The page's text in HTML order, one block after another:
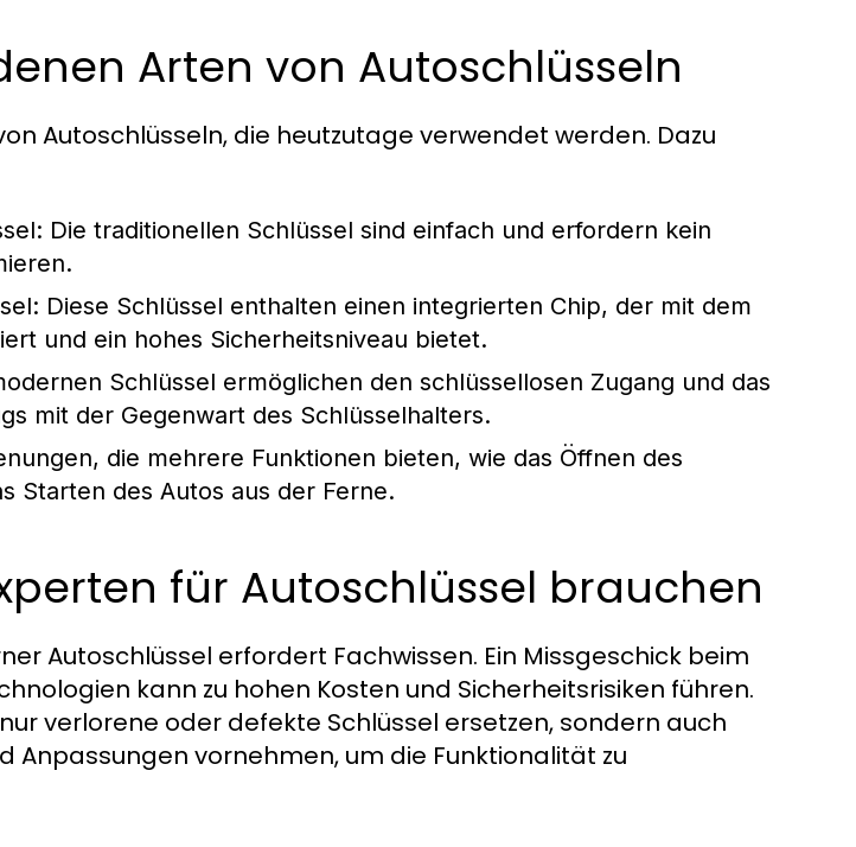
Arten von Autoschlüsseln
Autoschlüsseln, die heutzutage verwendet werden. Dazu
Die traditionellen Schlüssel sind einfach und erfordern kein
Diese Schlüssel enthalten einen integrierten Chip, der mit dem
und ein hohes Sicherheitsniveau bietet.
Schlüssel ermöglichen den schlüssellosen Zugang und das
mit der Gegenwart des Schlüsselhalters.
die mehrere Funktionen bieten, wie das Öffnen des
Starten des Autos aus der Ferne.
für Autoschlüssel brauchen
Autoschlüssel erfordert Fachwissen. Ein Missgeschick beim
kann zu hohen Kosten und Sicherheitsrisiken führen.
verlorene oder defekte Schlüssel ersetzen, sondern auch
Anpassungen vornehmen, um die Funktionalität zu